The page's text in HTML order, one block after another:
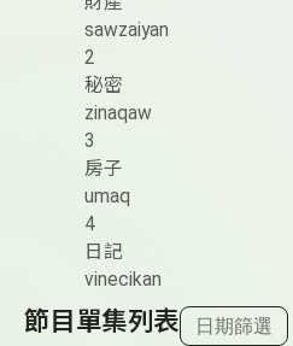
sawzaiyan
2
秘密
zinaqaw
3
房子
umaq
4
日記
vinecikan
節目單集列表 日期篩選